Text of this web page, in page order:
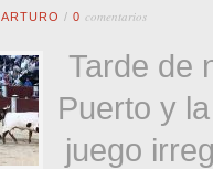
ARTURO / 0 comentarios
Tarde de
Puerto y
juego